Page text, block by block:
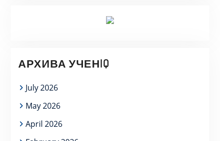
АРХИВА УЧЕНIQ
July 2026
May 2026
April 2026